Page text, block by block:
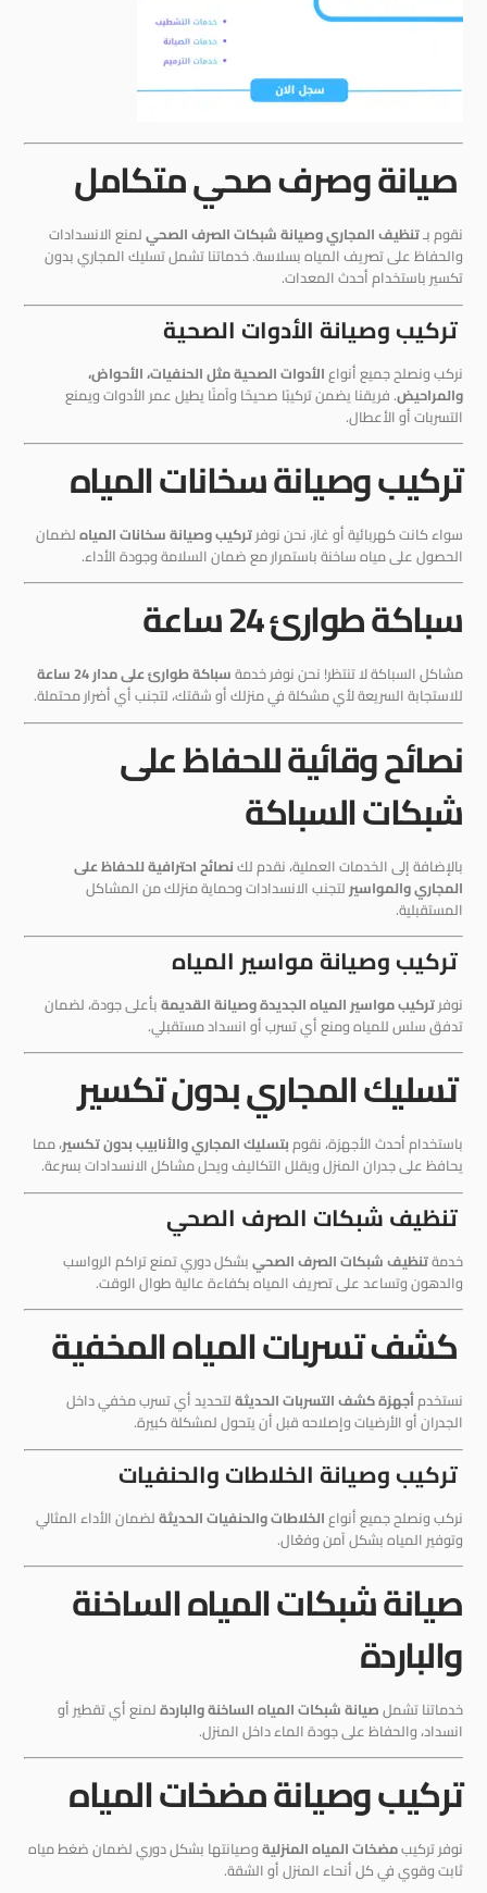
صيانة وصرف صحي متكامل
نقوم بـتنظيف المجاري وصيانة شبكات الصرف الصحيلمنع الانسدادات
والحفاظ على تصريف المياه بسلاسة. خدماتنا تشمل تسليك المجاري بدون
تكسير باستخدام أحدث المعدات.
تركيب وصيانة الأدوات الصحية
نركب ونصلح جميع أنواعالأدوات الصحية مثل الحنفيات، الأحواض،
والمراحيض. فريقنا يضمن تركيبًا صحيحًا وآمنًا يطيل عمر الأدوات ويمنع
التسربات أو الأعطال.
تركيب وصيانة سخانات المياه
سواء كانت كهربائية أو غاز، نحن نوفرتركيب وصيانة سخانات المياهلضمان
الحصول على مياه ساخنة باستمرار مع ضمان السلامة وجودة الأداء.
سباكة طوارئ 24 ساعة
مشاكل السباكة لا تنتظر! نحن نوفر خدمةسباكة طوارئ على مدار 24 ساعة
للاستجابة السريعة لأي مشكلة في منزلك أو شقتك، لتجنب أي أضرار محتملة.
نصائح وقائية للحفاظ على
شبكات السباكة
بالإضافة إلى الخدمات العملية، نقدم لكنصائح احترافية للحفاظ على
المجاري والمواسير لتجنب الانسدادات وحماية منزلك من المشاكل
المستقبلية.
تركيب وصيانة مواسير المياه
نوفرتركيب مواسير المياه الجديدة وصيانة القديمةبأعلى جودة، لضمان
تدفق سلس للمياه ومنع أي تسرب أو انسداد مستقبلي.
تسليك المجاري بدون تكسير
باستخدام أحدث الأجهزة، نقومبتسليك المجاري والأنابيب بدون تكسير، مما
يحافظ على جدران المنزل ويقلل التكاليف ويحل مشاكل الانسدادات بسرعة.
تنظيف شبكات الصرف الصحي
خدمةتنظيف شبكات الصرف الصحيبشكل دوري تمنع تراكم الرواسب
والدهون وتساعد على تصريف المياه بكفاءة عالية طوال الوقت.
كشف تسربات المياه المخفية
نستخدمأجهزة كشف التسربات الحديثةلتحديد أي تسرب مخفي داخل
الجدران أو الأرضيات وإصلاحه قبل أن يتحول لمشكلة كبيرة.
تركيب وصيانة الخلاطات والحنفيات
نركب ونصلح جميع أنواعالخلاطات والحنفيات الحديثةلضمان الأداء المثالي
وتوفير المياه بشكل آمن وفعّال.
صيانة شبكات المياه الساخنة
والباردة
خدماتنا تشملصيانة شبكات المياه الساخنة والباردةلمنع أي تقطير أو
انسداد، والحفاظ على جودة الماء داخل المنزل.
تركيب وصيانة مضخات المياه
نوفر تركيبمضخات المياه المنزليةوصيانتها بشكل دوري لضمان ضغط مياه
ثابت وقوي في كل أنحاء المنزل أو الشقة.